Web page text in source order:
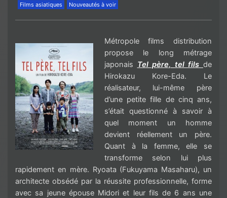
Films asiatiques Nouveautés à voir
Métropole films distribution
propose le long métrage
japonais Tel père, tel fils de
Hirokazu Kore-Eda. Le
réalisateur, lui-même père
d’une petite fille de cinq ans,
s’était questionné à savoir à
quel moment un homme
devient réellement un père.
Quant à la femme, elle se
transforme selon lui plus
rapidement en mère. Ryoata (Fukuyama Masaharu), un
architecte obsédé par la réussite professionnelle, forme
avec sa jeune épouse Midori et leur fils de 6 ans une